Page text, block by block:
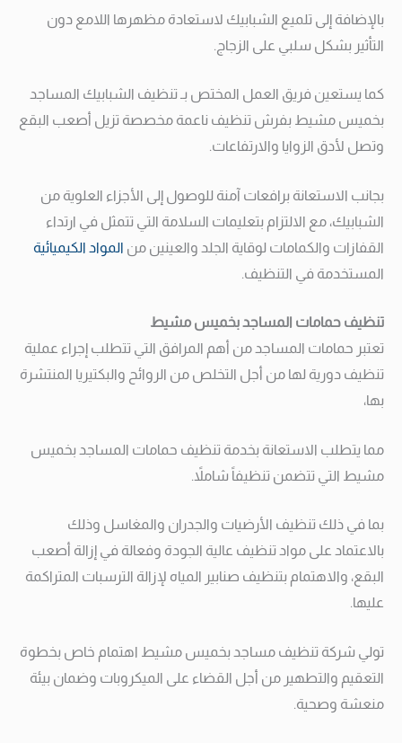
بالإضافة إلى تلميع الشبابيك لاستعادة مظهرها اللامع دون
التأثير بشكل سلبي على الزجاج.
كما يستعين فريق العمل المختص بـ تنظيف الشبابيك المساجد
بخميس مشيط بفرش تنظيف ناعمة مخصصة تزيل أصعب البقع
وتصل لأدق الزوايا والارتفاعات.
بجانب الاستعانة برافعات آمنة للوصول إلى الأجزاء العلوية من
الشبابيك، مع الالتزام بتعليمات السلامة التي تتمثل في ارتداء
القفازات والكمامات لوقاية الجلد والعينين من المواد الكيميائية
المستخدمة في التنظيف.
تنظيف حمامات المساجد بخميس مشيط
تعتبر حمامات المساجد من أهم المرافق التي تتطلب إجراء عملية
تنظيف دورية لها من أجل التخلص من الروائح والبكتيريا المنتشرة
بها،
مما يتطلب الاستعانة بخدمة تنظيف حمامات المساجد بخميس
مشيط التي تتضمن تنظيفاً شاملاً.
بما في ذلك تنظيف الأرضيات والجدران والمغاسل وذلك
بالاعتماد على مواد تنظيف عالية الجودة وفعالة في إزالة أصعب
البقع، والاهتمام بتنظيف صنابير المياه لإزالة الترسبات المتراكمة
عليها.
تولي شركة تنظيف مساجد بخميس مشيط اهتمام خاص بخطوة
التعقيم والتطهير من أجل القضاء على الميكروبات وضمان بيئة
منعشة وصحية.